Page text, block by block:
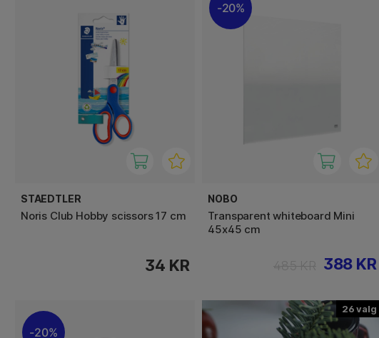
STAEDTLER
Noris Club Hobby scissors 17 cm
34 KR
20%
NOBO
Transparent whiteboard Mini
45x45 cm
388 KR
20%
26